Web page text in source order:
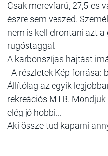
Csak merevfarú, 27,5-es
észre sem veszed.
nem is kell elrontani azt a
rugóstaggal.
A karbonszíjas hajtást
A részletek Kép forrása:
Állítólag az egyik
rekreációs MTB. Mondjuk
elég jó hobbi...
Aki össze tud kaparni